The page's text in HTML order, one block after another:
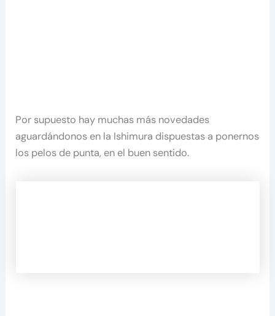
Por supuesto hay muchas más novedades
aguardándonos en la Ishimura dispuestas a ponernos
los pelos de punta, en el buen sentido.